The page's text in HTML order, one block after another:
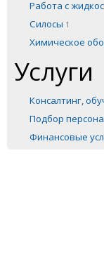
Работа с
Силосы 1
Химическое
Услуги
Консалтинг,
Подбор
Финансовые